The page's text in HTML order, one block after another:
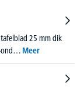
25 mm dik
ond… Meer